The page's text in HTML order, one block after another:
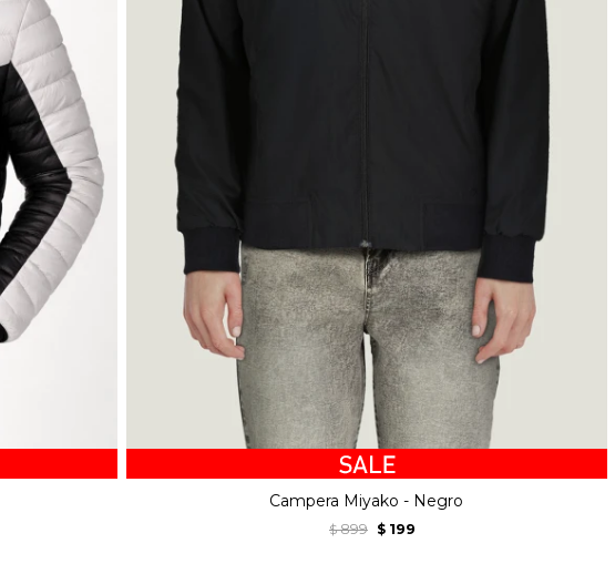
Campera Miyako - Negro
$ 899 $ 199